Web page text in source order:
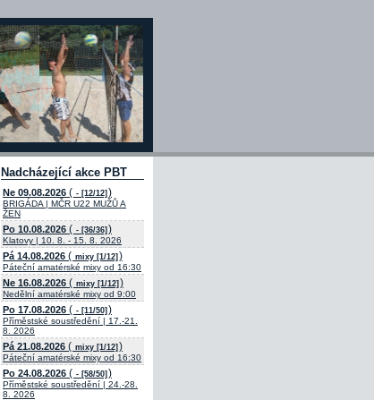
Nadcházející akce PBT
Ne 09.08.2026 ( - [12/12] )
BRIGÁDA | MČR U22 MUŽŮ A
ŽEN
Po 10.08.2026 ( - [36/36] )
Klatovy | 10. 8. - 15. 8. 2026
Pá 14.08.2026 ( mixy [1/12] )
Páteční amatérské mixy od 16:30
Ne 16.08.2026 ( mixy [1/12] )
Nedělní amatérské mixy od 9:00
Po 17.08.2026 ( - [11/50] )
Příměstské soustředění | 17.-21.
8. 2026
Pá 21.08.2026 ( mixy [1/12] )
Páteční amatérské mixy od 16:30
Po 24.08.2026 ( - [58/50] )
Příměstské soustředění | 24.-28.
8. 2026